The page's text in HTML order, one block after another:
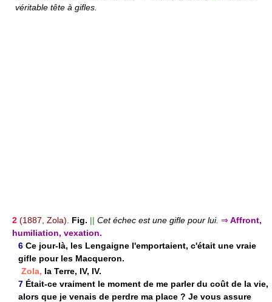
véritable tête à gifles.
2 (1887, Zola). Fig. || Cet échec est une gifle pour lui. ⇒ Affront,
humiliation, vexation.
6 Ce jour-là, les Lengaigne l'emportaient, c'était une vraie
gifle pour les Macqueron.
Zola, la Terre, IV, IV.
7 Était-ce vraiment le moment de me parler du coût de la vie,
alors que je venais de perdre ma place ? Je vous assure